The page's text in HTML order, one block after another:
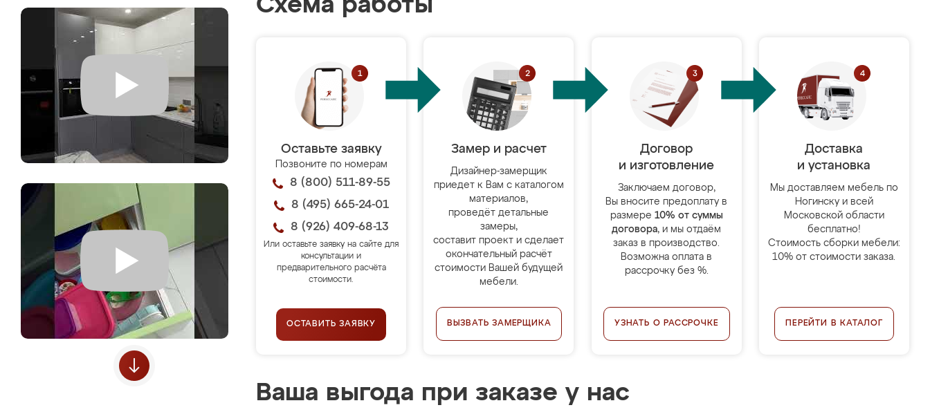
Схема работы
Оставьте заявку
Позвоните по номерам
8 (800) 511-89-55
8 (495) 665-24-01
8 (926) 409-68-13
Или оставьте заявку на сайте для
консультации и
предварительного расчёта
стоимости.
ОСТАВИТЬ ЗАЯВКУ
Замер и расчет
Дизайнер-замерщик
приедет к Вам с каталогом
материалов,
проведёт детальные
замеры,
составит проект и сделает
окончательный расчёт
стоимости Вашей будущей
мебели.
ВЫЗВАТЬ ЗАМЕРЩИКА
Договор
и изготовление
Заключаем договор,
Вы вносите предоплату в
размере 10% от суммы
договора, и мы отдаём
заказ в производство.
Возможна оплата в
рассрочку без %.
УЗНАТЬ О РАССРОЧКЕ
Доставка
и установка
Мы доставляем мебель по
Ногинску и всей
Московской области
бесплатно!
Стоимость сборки мебели:
10% от стоимости заказа.
ПЕРЕЙТИ В КАТАЛОГ
Ваша выгода при заказе у нас